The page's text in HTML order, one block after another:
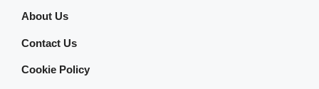
About Us
Contact Us
Cookie Policy